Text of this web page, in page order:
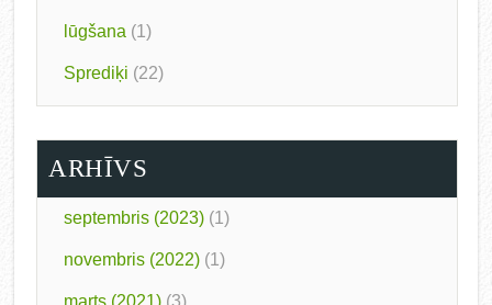
lūgšana (1)
Sprediķi (22)
ARHĪVS
septembris (2023) (1)
novembris (2022) (1)
marts (2021) (3)